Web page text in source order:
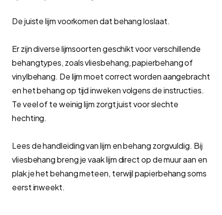
De juiste lijm voorkomen dat behang loslaat.
Er zijn diverse lijmsoorten geschikt voor verschillende
behangtypes, zoals vliesbehang, papierbehang of
vinylbehang. De lijm moet correct worden aangebracht
en het behang op tijd inweken volgens de instructies.
Te veel of te weinig lijm zorgt juist voor slechte
hechting.
Lees de handleiding van lijm en behang zorgvuldig. Bij
vliesbehang breng je vaak lijm direct op de muur aan en
plak je het behang meteen, terwijl papierbehang soms
eerst inweekt.